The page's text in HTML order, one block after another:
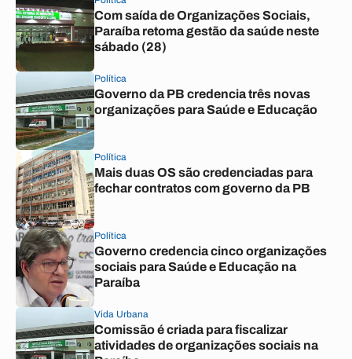
Com saída de Organizações Sociais,
Paraíba retoma gestão da saúde neste
sábado (28)
Política
Governo da PB credencia três novas
organizações para Saúde e Educação
Política
Mais duas OS são credenciadas para
fechar contratos com governo da PB
Política
Governo credencia cinco organizações
sociais para Saúde e Educação na
Paraíba
Vida Urbana
Comissão é criada para fiscalizar
atividades de organizações sociais na